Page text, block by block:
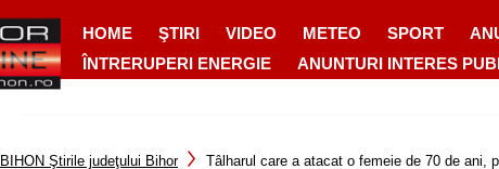
HOME ŞTIRI VIDEO METEO SPORT
ÎNTRERUPERI ENERGIE
ANUNTURI INTERES
BIHON Ştirile judeţului Bihor
Tâlharul care a atacat o femeie de 70 de ani,